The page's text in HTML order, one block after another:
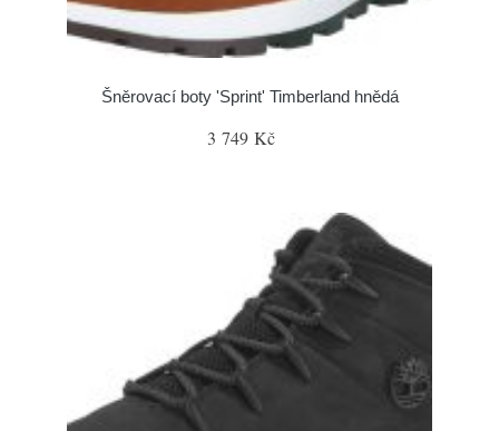
Šněrovací boty 'Sprint' Timberland hnědá
3 749 Kč